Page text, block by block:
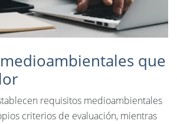
que
requisitos medioambientales
criterios de evaluación, mientras